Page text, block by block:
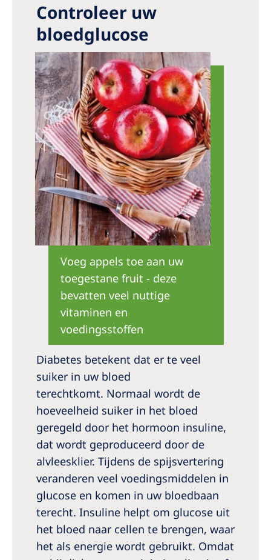
Controleer uw
bloedglucose
Voeg appels toe aan uw
toegestane fruit - deze
bevatten veel nuttige
vitaminen en
voedingsstoffen
Diabetes betekent dat er te veel
suiker in uw bloed
terechtkomt. Normaal wordt de
hoeveelheid suiker in het bloed
geregeld door het hormoon insuline,
dat wordt geproduceerd door de
alvleesklier. Tijdens de spijsvertering
veranderen veel voedingsmiddelen in
glucose en komen in uw bloedbaan
terecht. Insuline helpt om glucose uit
het bloed naar cellen te brengen, waar
het als energie wordt gebruikt. Omdat